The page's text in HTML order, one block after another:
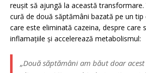
reușit să ajungă la această
cură de două săptămâni bazată pe un tip
care este eliminată cazeina, despre care
inflamațiile și accelerează metabolismul:
„Două săptămâni am băut doar